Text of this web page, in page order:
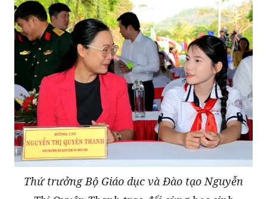
Thứ trưởng Bộ Giáo dục và Đào tạo Nguyễn